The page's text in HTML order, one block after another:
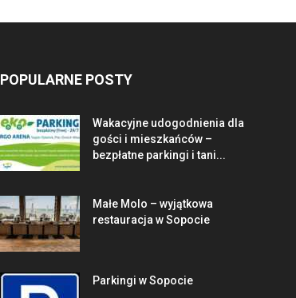
POPULARNE POSTY
Wakacyjne udogodnienia dla
gości i mieszkańców –
bezpłatne parkingi i tani...
Małe Molo – wyjątkowa
restauracja w Sopocie
Parkingi w Sopocie